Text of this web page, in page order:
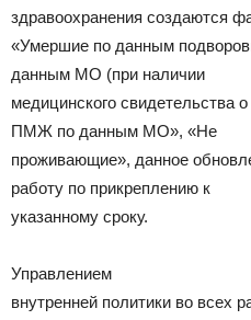
здравоохранения создаются
«Умершие по данным
данным МО (при наличии
медицинского свидетельства
ПМЖ по данным МО», «Не
проживающие», данное
работу по прикреплению к
указанному сроку.
Управлением
внутренней политики во всех